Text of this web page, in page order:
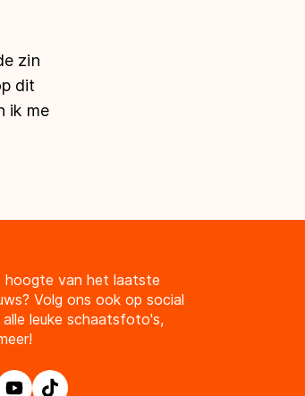
zin
dit
ik me
hoogte van het laatste
Volg ons ook op social
leuke schaatsfoto's,